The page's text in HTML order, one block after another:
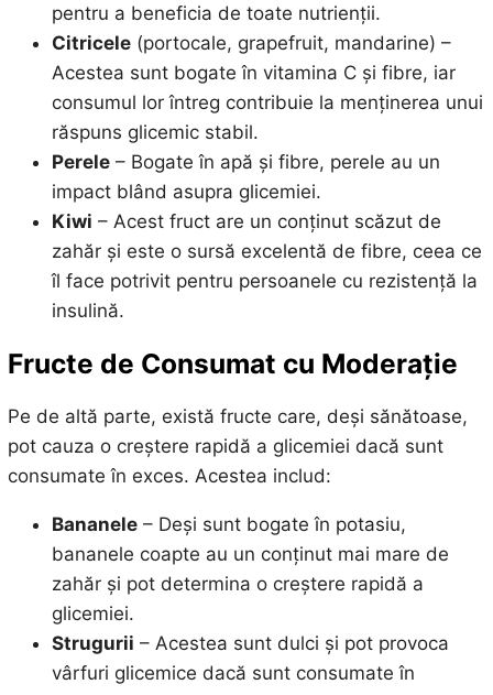
pentru a beneficia de toate nutrienții.
Citricele(portocale, grapefruit, mandarine) –
Acestea sunt bogate în vitamina C și fibre, iar
consumul lor întreg contribuie la menținerea unui
răspuns glicemic stabil.
Perele– Bogate în apă și fibre, perele au un
impact blând asupra glicemiei.
Kiwi – Acest fruct are un conținut scăzut de
zahăr și este o sursă excelentă de fibre, ceea ce
îl face potrivit pentru persoanele cu rezistență la
insulină.
Fructe de Consumat cu Moderație
Pe de altă parte, există fructe care, deși sănătoase,
pot cauza o creștere rapidă a glicemiei dacă sunt
consumate în exces. Acestea includ:
Bananele– Deși sunt bogate în potasiu,
bananele coapte au un conținut mai mare de
zahăr și pot determina o creștere rapidă a
glicemiei.
Strugurii – Acestea sunt dulci și pot provoca
vârfuri glicemice dacă sunt consumate în